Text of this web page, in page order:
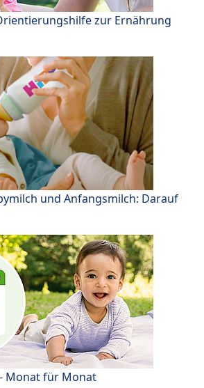
zur Ernährung
und Anfangsmilch: Darauf
Monat für Monat